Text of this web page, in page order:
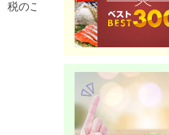
税のご紹介